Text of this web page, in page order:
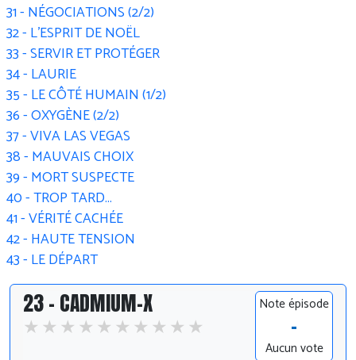
31 - NÉGOCIATIONS (2/2)
32 - L'ESPRIT DE NOËL
33 - SERVIR ET PROTÉGER
34 - LAURIE
35 - LE CÔTÉ HUMAIN (1/2)
36 - OXYGÈNE (2/2)
37 - VIVA LAS VEGAS
38 - MAUVAIS CHOIX
39 - MORT SUSPECTE
40 - TROP TARD...
41 - VÉRITÉ CACHÉE
42 - HAUTE TENSION
43 - LE DÉPART
23 - CADMIUM-X Note épisode
-
Aucun vote